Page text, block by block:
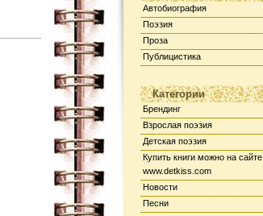
Автобиография
Поэзия
Проза
Публицистика
Категории
Брендинг
Взрослая поэзия
Детская поэзия
Купить книги можно на сайте
www.detkiss.com
Новости
Песни